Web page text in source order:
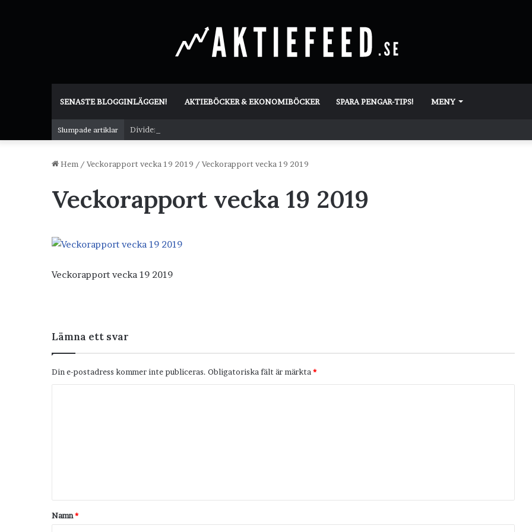
SENASTE BLOGGINLÄGGEN! AKTIEBÖCKER & EKONOMIBÖCKER SPARA PENGAR-TIPS! MENY
Slumpade artiklar Dividend Overshoot Day
Hem / Veckorapport vecka 19 2019 / Veckorapport vecka 19 2019
Veckorapport vecka 19 2019
Veckorapport vecka 19 2019
Lämna ett svar
Din e-postadress kommer inte publiceras. Obligatoriska fält är märkta *
t
a
Namn*